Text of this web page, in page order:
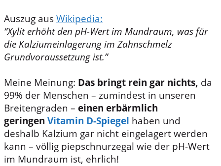
Auszug ausWikipedia:
“Xylit erhöht den pH-Wert im Mundraum, was für
die Kalziumeinlagerung im Zahnschmelz
Grundvoraussetzung ist.”
Meine Meinung: Das bringt rein gar nichts, da
99% der Menschen – zumindest in unseren
Breitengraden – einen erbärmlich
geringen Vitamin D-Spiegel haben und
deshalb Kalzium gar nicht eingelagert werden
kann – völlig piepschnurzegal wie der pH-Wert
im Mundraum ist, ehrlich!